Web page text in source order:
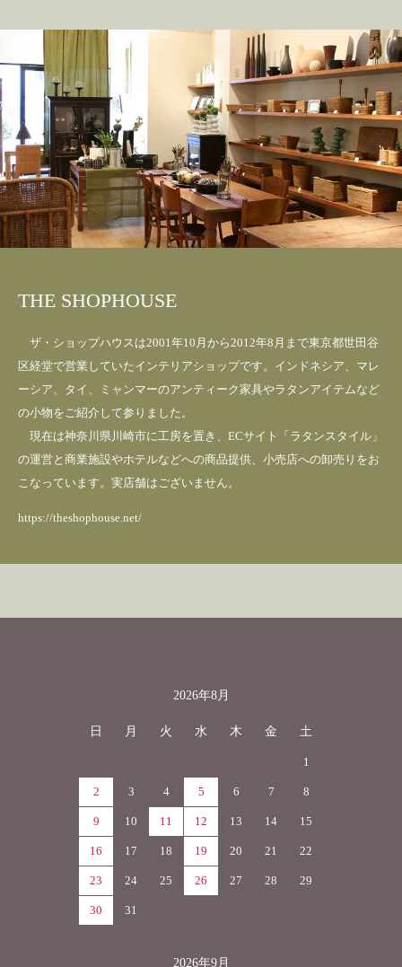
THE SHOPHOUSE
ザ・ショップハウスは2001年10月から2012年8月まで東京都世田谷
区経堂で営業していたインテリアショップです。インドネシア、マレ
ーシア、タイ、ミャンマーのアンティーク家具やラタンアイテムなど
の小物をご紹介して参りました。
現在は神奈川県川崎市に工房を置き、ECサイト「ラタンスタイル」
の運営と商業施設やホテルなどへの商品提供、小売店への卸売りをお
こなっています。実店舗はございません。
https://theshophouse.net/
2026年8月
日 月 火 水 木 金 土
1
2 3 4 5 6 7 8
9 10 11 12 13 14 15
16 17 18 19 20 21 22
23 24 25 26 27 28 29
30 31
2026年9月